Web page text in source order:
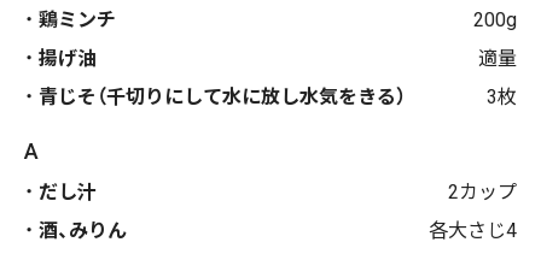
鶏ミンチ
200g
揚げ油
適量
青じそ（千切りにして水に放し水気をきる）
3枚
A
だし汁
2カップ
酒、みりん
各大さじ4